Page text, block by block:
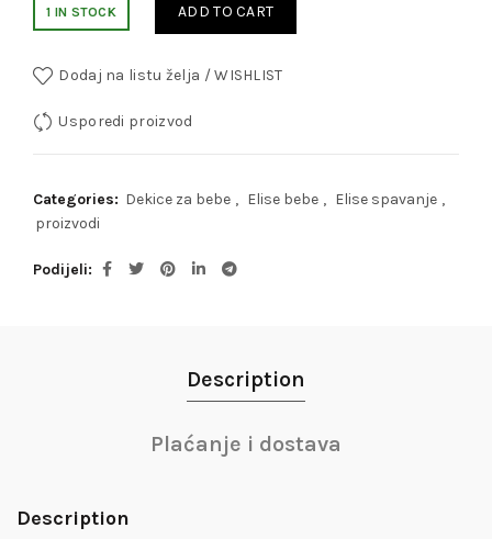
1 IN STOCK ADD TO CART
Dodaj na listu želja / WISHLIST
Usporedi proizvod
Categories: Dekice za bebe , Elise bebe , Elise spavanje ,
proizvodi
Podijeli
Description
Plaćanje i dostava
Description